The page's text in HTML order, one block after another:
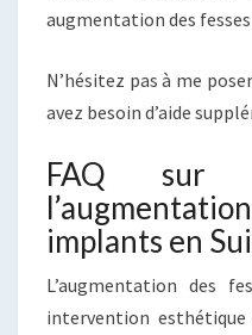
augmentation des
N’hésitez pas à me
avez besoin d’aide
FAQ
implants en
L’augmentation des
intervention